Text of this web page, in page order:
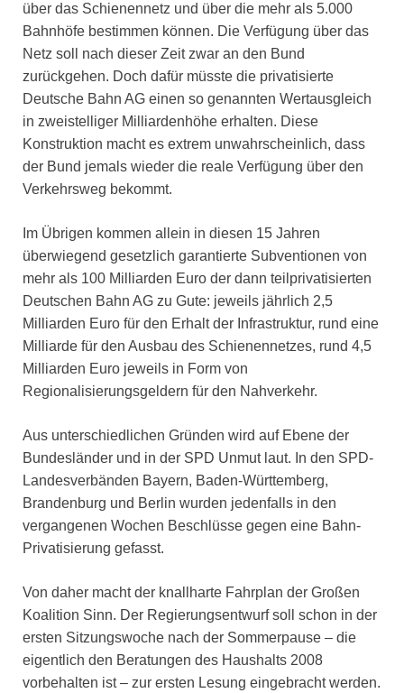
über das Schienennetz und über die mehr als 5.000
Bahnhöfe bestimmen können. Die Verfügung über das
Netz soll nach dieser Zeit zwar an den Bund
zurückgehen. Doch dafür müsste die privatisierte
Deutsche Bahn AG einen so genannten Wertausgleich
in zweistelliger Milliardenhöhe erhalten. Diese
Konstruktion macht es extrem unwahrscheinlich, dass
der Bund jemals wieder die reale Verfügung über den
Verkehrsweg bekommt.
Im Übrigen kommen allein in diesen 15 Jahren
überwiegend gesetzlich garantierte Subventionen von
mehr als 100 Milliarden Euro der dann teilprivatisierten
Deutschen Bahn AG zu Gute: jeweils jährlich 2,5
Milliarden Euro für den Erhalt der Infrastruktur, rund eine
Milliarde für den Ausbau des Schienennetzes, rund 4,5
Milliarden Euro jeweils in Form von
Regionalisierungsgeldern für den Nahverkehr.
Aus unterschiedlichen Gründen wird auf Ebene der
Bundesländer und in der SPD Unmut laut. In den SPD-
Landesverbänden Bayern, Baden-Württemberg,
Brandenburg und Berlin wurden jedenfalls in den
vergangenen Wochen Beschlüsse gegen eine Bahn-
Privatisierung gefasst.
Von daher macht der knallharte Fahrplan der Großen
Koalition Sinn. Der Regierungsentwurf soll schon in der
ersten Sitzungswoche nach der Sommerpause – die
eigentlich den Beratungen des Haushalts 2008
vorbehalten ist – zur ersten Lesung eingebracht werden.